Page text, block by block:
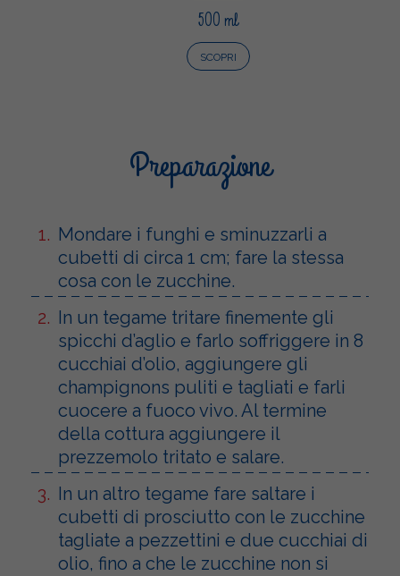
500 ml
SCOPRI
Preparazione
Mondare i funghi e sminuzzarli a
cubetti di circa 1 cm; fare la stessa
cosa con le zucchine.
In un tegame tritare finemente gli
spicchi d’aglio e farlo soffriggere in 8
cucchiai d’olio, aggiungere gli
champignons puliti e tagliati e farli
cuocere a fuoco vivo. Al termine
della cottura aggiungere il
prezzemolo tritato e salare.
In un altro tegame fare saltare i
cubetti di prosciutto con le zucchine
tagliate a pezzettini e due cucchiai di
olio, fino a che le zucchine non si